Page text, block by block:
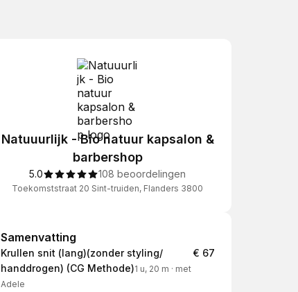
Natuuurlijk - Bio natuur kapsalon &
barbershop
5.0 108 beoordelingen
Toekomststraat 20 Sint-truiden, Flanders 3800
Samenvatting
Samenvatting
Krullen snit (lang)(zonder styling/
handdrogen) (CG Methode)1 u, 20 m · met
Adele
€ 67